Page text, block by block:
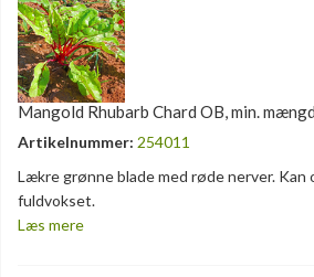
Mangold Rhubarb Chard OB, min.
Artikelnummer: 254011
Lækre grønne blade med røde nerver. Kan
fuldvokset.
Læs mere